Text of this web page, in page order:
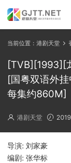
当前位置： 港剧天堂
[TVB][1993][
[国粤双语外
每集约860M]
港剧天堂
导演: 刘家豪
编剧: 张华标